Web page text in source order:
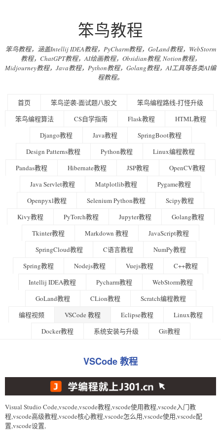
笨鸟教程
笨鸟教程，涵盖Intellij IDEA教程，PyCharm教程，GoLand教程，WebStorm
教程，ChatGPT教程，AI绘画教程，Obsidian教程, Notion教程，
Midjourney教程，Java教程，Python教程，Golang教程，AI工具等各类AI编
程教程。
首页 笨鸟逆袭-面试题八股文
笨鸟编程路线-打怪升级
笨鸟编程算法
CS自学指南 Flask教程
HTML教程
Django教程
Java教程
SpringBoot教程
Design Patterns教程
Python教程
Linux编程教程
Pandas教程
Hibernate教程 JSP教程
OpenCV教程
Java Servlet教程
Matplotlib教程
Pygame教程
Openpyxl教程
Selenium Python教程
Scipy教程
Kivy教程
PyTorch教程 Jupyter教程
Golang教程
Tkinter教程
Markdown 教程
JavaScript教程
SpringCloud教程
C语言教程
NumPy教程
Spring教程
Nodejs教程 Vuejs教程
C++教程
Intellij IDEA教程
Pycharm教程
WebStorm教程
GoLand教程
CLion教程
Scratch编程教程
编程视频
VSCode 教程 Eclipse教程
Linux教程
Docker教程
系统安装与升级 Git教程
VSCode 教程
Visual Studio Code,vscode,vscode教程,vscode使用教程,vscode入门教
程,vscode高级教程,vscode核心教程,vscode怎么用,vscode使用,vscode配
置,vscode设置,